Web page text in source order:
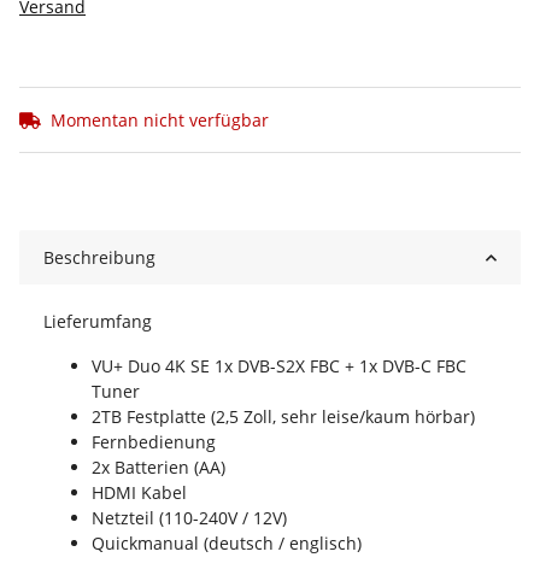
Versand
Momentan nicht verfügbar
Beschreibung
Lieferumfang
VU+ Duo 4K SE 1x DVB-S2X FBC + 1x DVB-C FBC
Tuner
2TB Festplatte (2,5 Zoll, sehr leise/kaum hörbar)
Fernbedienung
2x Batterien (AA)
HDMI Kabel
Netzteil (110-240V / 12V)
Quickmanual (deutsch / englisch)